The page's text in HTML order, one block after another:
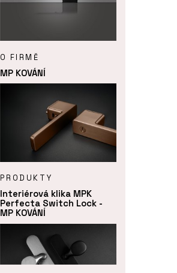
O FIRMĚ
MP KOVÁNÍ
PRODUKTY
Interiérová klika MPK
Perfecta Switch Lock -
MP KOVÁNÍ